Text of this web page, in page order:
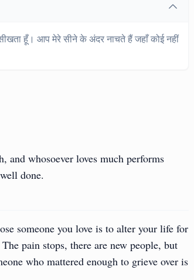
हूँ। आप मेरे सीने के अंदर नाचते हैं जहाँ कोई नहीं
and whosoever loves much performs
done.
someone you love is to alter your life for
pain stops, there are new people, but
who mattered enough to grieve over is